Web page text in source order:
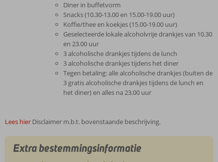
Diner in buffetvorm
Snacks (10.30-13.00 en 15.00-19.00 uur)
Koffie/thee en koekjes (15.00-19.00 uur)
Geselecteerde lokale alcoholvrije drankjes van 10.30
en 23.00 uur
3 alcoholische drankjes tijdens de lunch
3 alcoholische drankjes tijdens het diner
Tegen betaling: alle alcoholische drankjes (buiten de
3 gratis alcoholische drankjes tijdens de lunch en
het diner) en alles na 23.00 uur
Lees hier Disclaimer m.b.t. bovenstaande beschrijving.
Extra bestemmingsinformatie